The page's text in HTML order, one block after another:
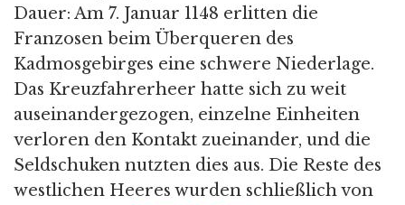
Dauer: Am 7. Januar 1148 erlitten die
Franzosen beim Überqueren des
Kadmosgebirges eine schwere Niederlage.
Das Kreuzfahrerheer hatte sich zu weit
auseinandergezogen, einzelne Einheiten
verloren den Kontakt zueinander, und die
Seldschuken nutzten dies aus. Die Reste des
westlichen Heeres wurden schließlich von